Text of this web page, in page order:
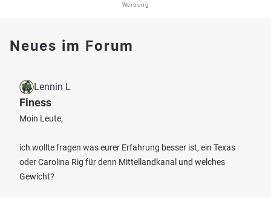
Werbung
Neues im Forum
Lennin L
Finess
Moin Leute,
ich wollte fragen was eurer Erfahrung besser ist, ein Texas
oder Carolina Rig für denn Mittellandkanal und welches
Gewicht?